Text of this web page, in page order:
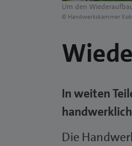
Um den
© Handwerkskammer
In weiten
Die